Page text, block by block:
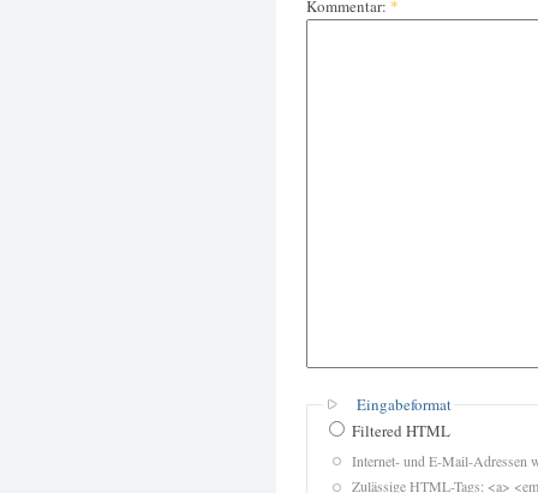
Kommentar: *
Eingabeformat
Filtered HTML
Internet- und E-Mail-Adressen
Zulässige HTML-Tags: <a>